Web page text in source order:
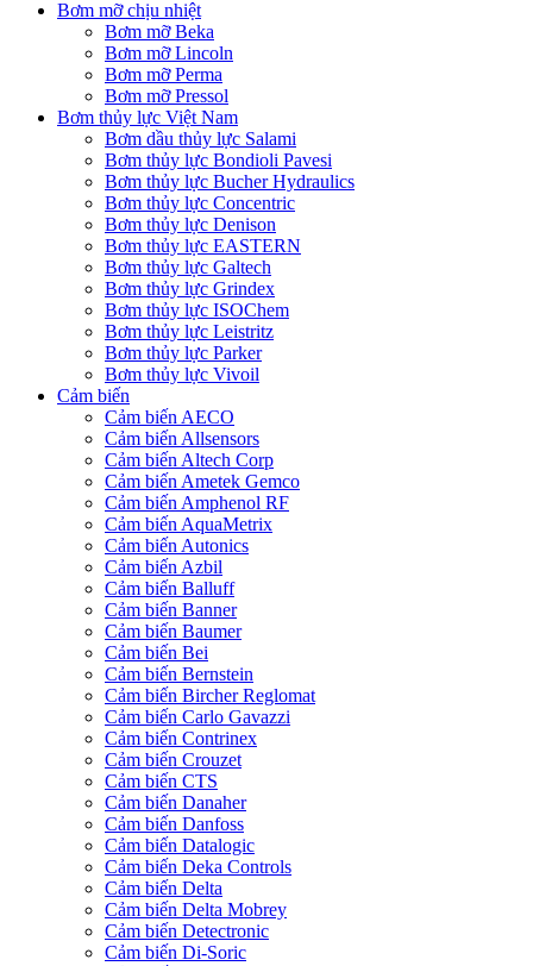
Bơm mỡ chịu nhiệt
Bơm mỡ Beka
Bơm mỡ Lincoln
Bơm mỡ Perma
Bơm mỡ Pressol
Bơm thủy lực Việt Nam
Bơm dầu thủy lực Salami
Bơm thủy lực Bondioli Pavesi
Bơm thủy lực Bucher Hydraulics
Bơm thủy lực Concentric
Bơm thủy lực Denison
Bơm thủy lực EASTERN
Bơm thủy lực Galtech
Bơm thủy lực Grindex
Bơm thủy lực ISOChem
Bơm thủy lực Leistritz
Bơm thủy lực Parker
Bơm thủy lực Vivoil
Cảm biến
Cảm biến AECO
Cảm biến Allsensors
Cảm biến Altech Corp
Cảm biến Ametek Gemco
Cảm biến Amphenol RF
Cảm biến AquaMetrix
Cảm biến Autonics
Cảm biến Azbil
Cảm biến Balluff
Cảm biến Banner
Cảm biến Baumer
Cảm biến Bei
Cảm biến Bernstein
Cảm biến Bircher Reglomat
Cảm biến Carlo Gavazzi
Cảm biến Contrinex
Cảm biến Crouzet
Cảm biến CTS
Cảm biến Danaher
Cảm biến Danfoss
Cảm biến Datalogic
Cảm biến Deka Controls
Cảm biến Delta
Cảm biến Delta Mobrey
Cảm biến Detectronic
Cảm biến Di-Soric